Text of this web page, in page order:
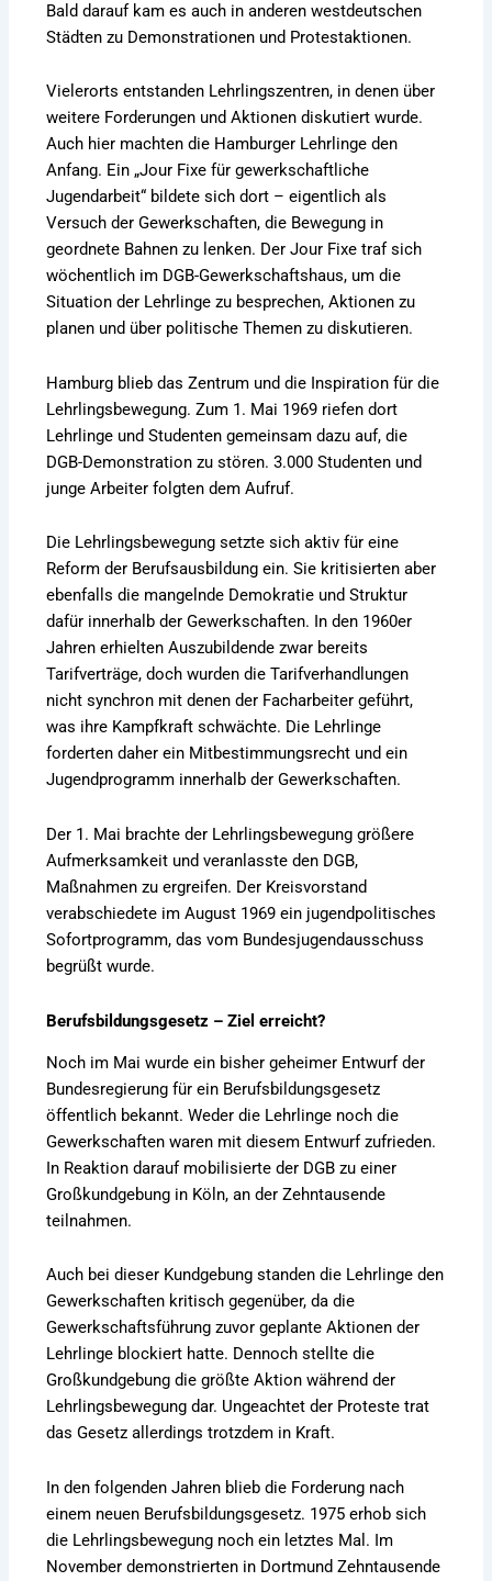
Bald darauf kam es auch in anderen westdeutschen
Städten zu Demonstrationen und Protestaktionen.
Vielerorts entstanden Lehrlingszentren, in denen über
weitere Forderungen und Aktionen diskutiert wurde.
Auch hier machten die Hamburger Lehrlinge den
Anfang. Ein „Jour Fixe für gewerkschaftliche
Jugendarbeit“ bildete sich dort – eigentlich als
Versuch der Gewerkschaften, die Bewegung in
geordnete Bahnen zu lenken. Der Jour Fixe traf sich
wöchentlich im DGB-Gewerkschaftshaus, um die
Situation der Lehrlinge zu besprechen, Aktionen zu
planen und über politische Themen zu diskutieren.
Hamburg blieb das Zentrum und die Inspiration für die
Lehrlingsbewegung. Zum 1. Mai 1969 riefen dort
Lehrlinge und Studenten gemeinsam dazu auf, die
DGB-Demonstration zu stören. 3.000 Studenten und
junge Arbeiter folgten dem Aufruf.
Die Lehrlingsbewegung setzte sich aktiv für eine
Reform der Berufsausbildung ein. Sie kritisierten aber
ebenfalls die mangelnde Demokratie und Struktur
dafür innerhalb der Gewerkschaften. In den 1960er
Jahren erhielten Auszubildende zwar bereits
Tarifverträge, doch wurden die Tarifverhandlungen
nicht synchron mit denen der Facharbeiter geführt,
was ihre Kampfkraft schwächte. Die Lehrlinge
forderten daher ein Mitbestimmungsrecht und ein
Jugendprogramm innerhalb der Gewerkschaften.
Der 1. Mai brachte der Lehrlingsbewegung größere
Aufmerksamkeit und veranlasste den DGB,
Maßnahmen zu ergreifen. Der Kreisvorstand
verabschiedete im August 1969 ein jugendpolitisches
Sofortprogramm, das vom Bundesjugendausschuss
begrüßt wurde.
Berufsbildungsgesetz – Ziel erreicht?
Noch im Mai wurde ein bisher geheimer Entwurf der
Bundesregierung für ein Berufsbildungsgesetz
öffentlich bekannt. Weder die Lehrlinge noch die
Gewerkschaften waren mit diesem Entwurf zufrieden.
In Reaktion darauf mobilisierte der DGB zu einer
Großkundgebung in Köln, an der Zehntausende
teilnahmen.
Auch bei dieser Kundgebung standen die Lehrlinge den
Gewerkschaften kritisch gegenüber, da die
Gewerkschaftsführung zuvor geplante Aktionen der
Lehrlinge blockiert hatte. Dennoch stellte die
Großkundgebung die größte Aktion während der
Lehrlingsbewegung dar. Ungeachtet der Proteste trat
das Gesetz allerdings trotzdem in Kraft.
In den folgenden Jahren blieb die Forderung nach
einem neuen Berufsbildungsgesetz. 1975 erhob sich
die Lehrlingsbewegung noch ein letztes Mal. Im
November demonstrierten in Dortmund Zehntausende